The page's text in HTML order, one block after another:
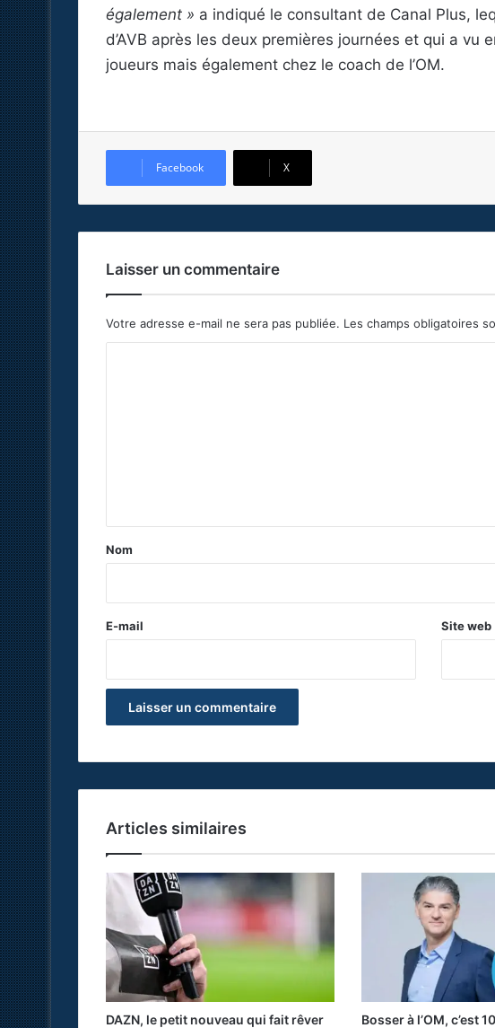
également » a indiqué le consultant de Canal Plus,
d’AVB après les deux premières journées et qui a vu
joueurs mais également chez le coach de l’OM.
Facebook X
Laisser un commentaire
Votre adresse e-mail ne sera pas publiée. Les champs obligatoires
a
e
Nom
E-mail Site web
Articles similaires
DAZN, le petit nouveau qui fait rêver Bosser à l’OM, c’est